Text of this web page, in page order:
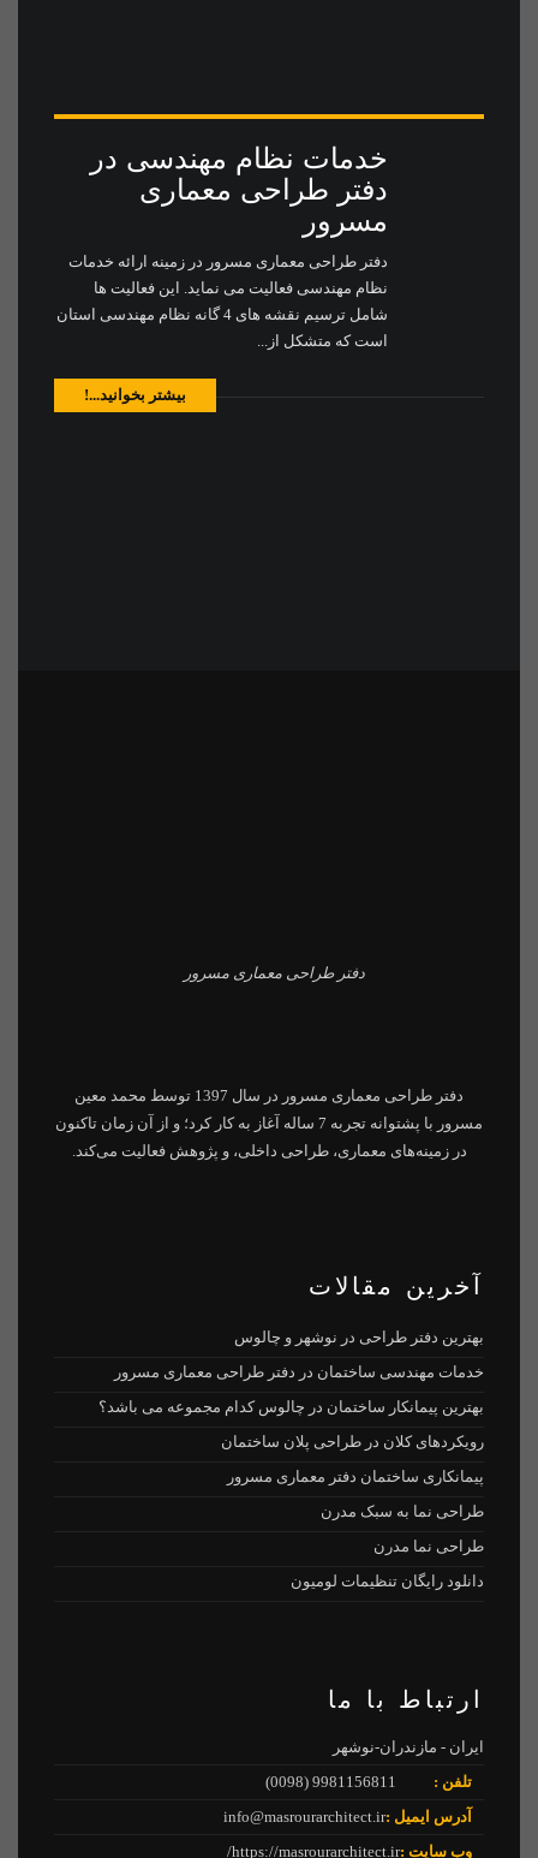
خدمات نظام مهندسی در
دفتر طراحی معماری
مسرور
دفتر طراحی معماری مسرور در زمینه ارائه خدمات
نظام مهندسی فعالیت می نماید. این فعالیت ها
شامل ترسیم نقشه های 4 گانه نظام مهندسی استان
است که متشکل از...
بیشتر بخوانید...!
دفتر طراحی معماری مسرور
دفتر طراحی معماری مسرور در سال 1397 توسط
محمد معین
مسرور
با پشتوانه تجربه 7 ساله آغاز به کار کرد؛ و از آن زمان تاکنون
در زمینه‌های معماری، طراحی داخلی، و پژوهش فعالیت می‌کند.
آخرین مقالات
بهترین دفتر طراحی در نوشهر و چالوس
خدمات مهندسی ساختمان در دفتر طراحی معماری مسرور
بهترین پیمانکار ساختمان در چالوس کدام مجموعه می باشد؟
رویکردهای کلان در طراحی پلان ساختمان
پیمانکاری ساختمان دفتر معماری مسرور
طراحی نما به سبک مدرن
طراحی نما مدرن
دانلود رایگان تنظیمات لومیون
ارتباط با ما
ایران - مازندران-نوشهر
تلفن :
آدرس ایمیل :info@masrourarchitect.ir
وب سایت :https://masrourarchitect.ir/